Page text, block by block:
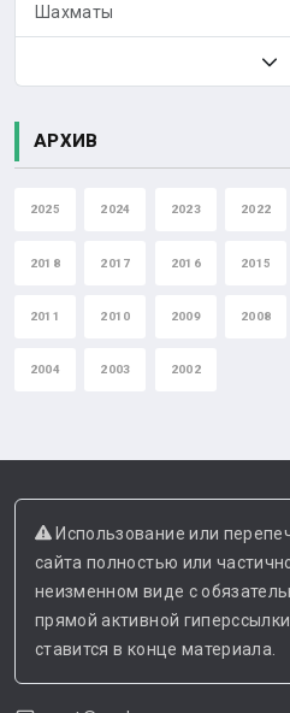
Шахматы
АРХИВ
2025 2024 2023 2022
2018 2017 2016 2015
2011 2010 2009 2008
2004 2003 2002
Использование или
сайта полностью или
неизменном виде с
прямой активной
ставится в конце материала.